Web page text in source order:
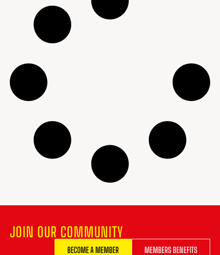
JOIN OUR COMMUNITY
MEMBERS BENEFITS
BECOME A MEMBER